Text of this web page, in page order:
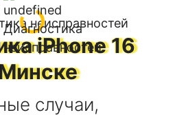
iPhone 16
случаи,